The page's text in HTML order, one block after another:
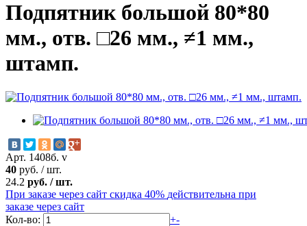
Подпятник большой 80*80
мм., отв. □26 мм., ≠1 мм.,
штамп.
Арт. 1408б. v
40 руб. /шт.
24.2 руб. /шт.
При заказе через сайт скидка 40% действительна при
заказе через сайт
Кол-во:
+-